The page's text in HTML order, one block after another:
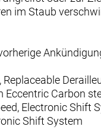
im Staub
Eccentric Carbon
Electronic Shift
Shift System